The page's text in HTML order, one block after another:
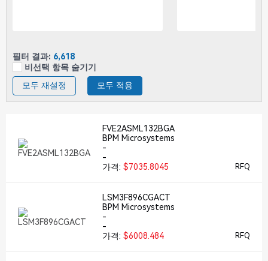
필터 결과: 6,618
비선택 항목 숨기기
모두 재설정
모두 적용
FVE2ASML132BGA
BPM Microsystems
-
-
가격: $7035.8045 RFQ
LSM3F896CGACT
BPM Microsystems
-
-
가격: $6008.484 RFQ